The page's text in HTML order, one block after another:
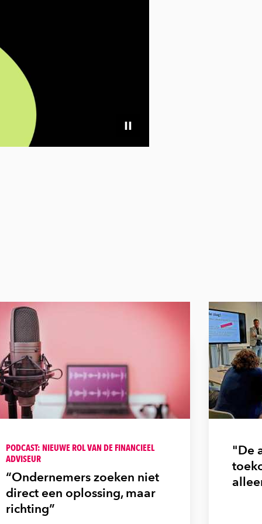
PODCAST: NIEUWE ROL VAN DE FINANCIEEL
ADVISEUR
“Ondernemers zoeken niet
direct een oplossing, maar
richting”
"De